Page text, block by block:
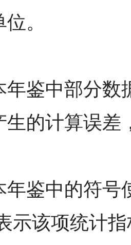
。
年鉴中部分数
生的计算误差
年鉴中的符号
示该项统计